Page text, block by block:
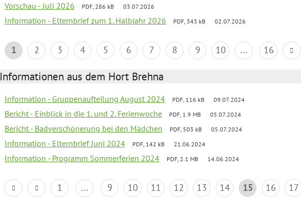
Vorschau - Juli 2026 PDF, 286 kB 03.07.2026
Information - Elternbrief zum 1. Halbjahr 2026 PDF, 343 kB 02.07.2026
1 2 3 4 5 6 7 8 9 10 ... 16
Informationen aus dem Hort Brehna
Information - Gruppenaufteilung August 2024 PDF, 116 kB 09.07.2024
Bericht - Einblick in die 1. und 2. Ferienwoche PDF, 1.9 MB 05.07.2024
Bericht - Badverschönerung bei den Mädchen PDF, 503 kB 05.07.2024
Information - Elternbrief Juni 2024 PDF, 142 kB 21.06.2024
Information - Programm Sommerferien 2024 PDF, 2.1 MB 14.06.2024
1 ... 9 10 11 12 13 14 15 16 17